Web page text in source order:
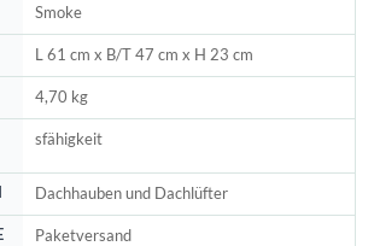
Smoke
L 61 cm x B/T 47 cm x H 23 cm
4,70 kg
sfähigkeit
Dachhauben und Dachlüfter
Paketversand